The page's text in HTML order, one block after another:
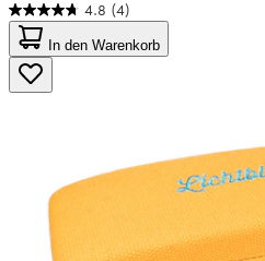
4.8 (4)
4.8
von
5
Sternen.
4
In den Warenkorb